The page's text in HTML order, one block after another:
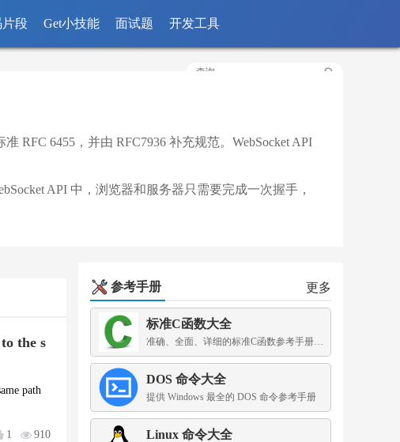
段 Get小技能 面试题 开发工具
RFC 6455，并由 RFC7936 补充规范。WebSocket API
API 中，浏览器和服务器只需要完成一次握手，
the s
path
910
1
参考手册 更多
标准C函数大全
准确、全面、详细的标准C函数参考手册，为你保驾护航
DOS 命令大全
提供 Windows 最全的 DOS 命令参考手册
Linux 命令大全